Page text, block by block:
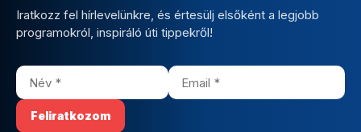
Iratkozz fel hírlevelünkre, és értesülj elsőként a legjobb
programokról, inspiráló úti tippekről!